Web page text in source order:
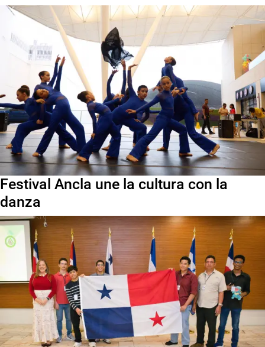
Festival Ancla une la cultura con la
danza